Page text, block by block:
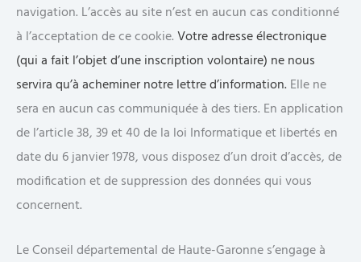
navigation. L’accès au site n’est en aucun cas conditionné
à l’acceptation de ce cookie.Votre adresse électronique
(qui a fait l’objet d’une inscription volontaire) ne nous
servira qu’à acheminer notre lettre d’information.Elle ne
sera en aucun cas communiquée à des tiers. En application
de l’article 38, 39 et 40 de la loi Informatique et libertés en
date du 6 janvier 1978, vous disposez d’un droit d’accès, de
modification et de suppression des données qui vous
concernent.
Le Conseil départemental de Haute-Garonne s’engage à